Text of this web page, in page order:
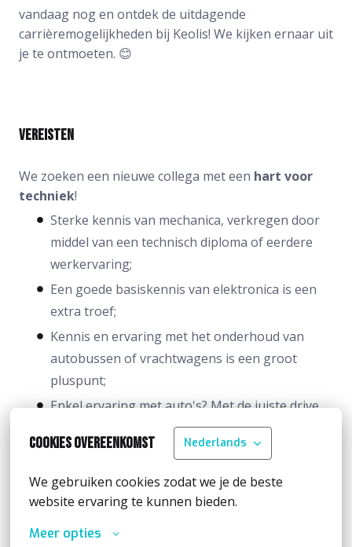
Cookies overeenkomst Nederlands
We gebruiken cookies zodat we je de beste
website ervaring te kunnen bieden.
Meer opties
vandaag nog en ontdek de uitdagende
carrièremogelijkheden bij Keolis! We kijken ernaar uit
je te ontmoeten. 😊
Vereisten
We zoeken een nieuwe collega met een hart voor
techniek!
Sterke kennis van mechanica, verkregen door
middel van een technisch diploma of eerdere
werkervaring;
Een goede basiskennis van elektronica is een
extra troef;
Kennis en ervaring met het onderhoud van
autobussen of vrachtwagens is een groot
pluspunt;
Enkel ervaring met auto's? Met de juiste drive
ben je bij ons zeker welkom!
Samenwerken met collega's om oplossingen te
vinden geeft je energie;
Ook zelfstandig werken is voor jou geen